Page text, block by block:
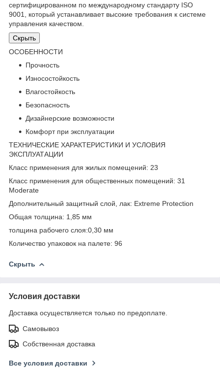
сертифицированном по международному стандарту ISO
9001, который устанавливает высокие требования к системе
управления качеством.
Скрыть
ОСОБЕННОСТИ
Прочность
Износостойкость
Влагостойкость
Безопасность
Дизайнерские возможности
Комфорт при эксплуатации
ТЕХНИЧЕСКИЕ ХАРАКТЕРИСТИКИ И УСЛОВИЯ
ЭКСПЛУАТАЦИИ
Класс применения для жилых помещений: 23
Класс применения для общественных помещений: 31
Moderate
Дополнительный защитный слой, лак: Extreme Protection
Общая толщина: 1,85 мм
толщина рабочего слоя:0,30 мм
Количество упаковок на палете: 96
Скрыть
Условия доставки
Доставка осуществляется только по предоплате.
Самовывоз
Собственная доставка
Все условия доставки